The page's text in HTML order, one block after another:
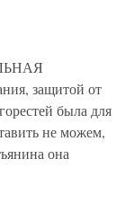
защитой от
была для
не можем,
она